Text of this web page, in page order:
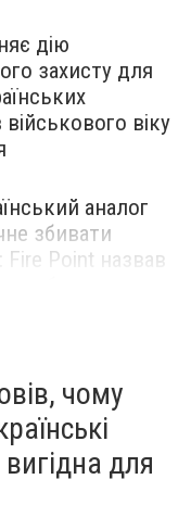
дію
захисту для
військового віку
аналог
збивати
Fire Point назвав
стресу: які
не варто
на втому
чому
для